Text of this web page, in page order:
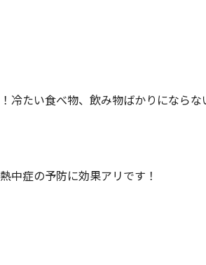
たい食べ物、飲み物ばかりにならな
症の予防に効果アリです！